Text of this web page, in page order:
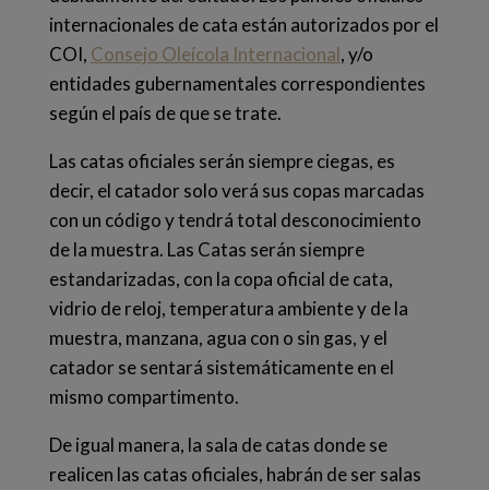
internacionales de cata están autorizados por el
COI, Consejo Oleícola Internacional, y/o
entidades gubernamentales correspondientes
según el país de que se trate.
Las catas oficiales serán siempre ciegas, es
decir, el catador solo verá sus copas marcadas
con un código y tendrá total desconocimiento
de la muestra. Las Catas serán siempre
estandarizadas, con la copa oficial de cata,
vidrio de reloj, temperatura ambiente y de la
muestra, manzana, agua con o sin gas, y el
catador se sentará sistemáticamente en el
mismo compartimento.
De igual manera, la sala de catas donde se
realicen las catas oficiales, habrán de ser salas